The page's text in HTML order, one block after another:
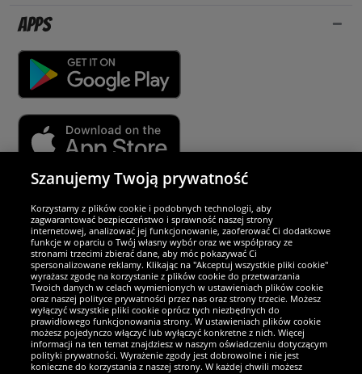
Apps
Partnerzy i bezpieczeństwo
Jesteśmy wyjątkowi
Szanujemy Twoją prywatność
Korzystamy z plików cookie i podobnych technologii, aby
zagwarantować bezpieczeństwo i sprawność naszej strony
internetowej, analizować jej funkcjonowanie, zaoferować Ci dodatkowe
funkcje w oparciu o Twój własny wybór oraz we współpracy ze
stronami trzecimi zbierać dane, aby móc pokazywać Ci
spersonalizowane reklamy. Klikając na "Akceptuj wszystkie pliki cookie"
wyrażasz zgodę na korzystanie z plików cookie do przetwarzania
Twoich danych w celach wymienionych w ustawieniach plików cookie
oraz naszej polityce prywatności przez nas oraz strony trzecie. Możesz
wyłączyć wszystkie pliki cookie oprócz tych niezbędnych do
prawidłowego funkcjonowania strony. W ustawieniach plików cookie
możesz pojedynczo włączyć lub wyłączyć konkretne z nich. Więcej
informacji na ten temat znajdziesz w naszym oświadczeniu dotyczącym
polityki prywatności. Wyrażenie zgody jest dobrowolne i nie jest
konieczne do korzystania z naszej strony. W każdej chwili możesz